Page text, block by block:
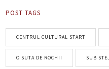
POST TAGS
CENTRUL CULTURAL START
O SUTA DE ROCHII SUB